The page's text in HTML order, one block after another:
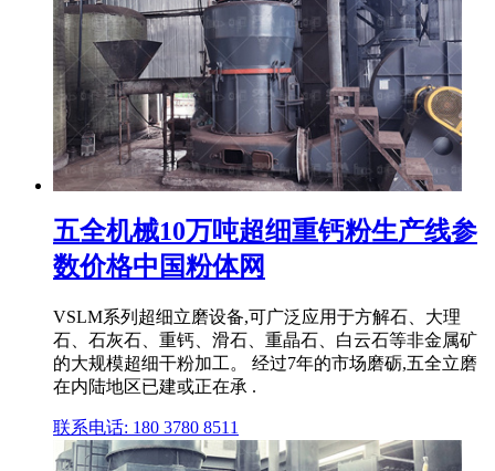
五全机械10万吨超细重钙粉生产线参
数价格中国粉体网
VSLM系列超细立磨设备,可广泛应用于方解石、大理
石、石灰石、重钙、滑石、重晶石、白云石等非金属矿
的大规模超细干粉加工。 经过7年的市场磨砺,五全立磨
在内陆地区已建或正在承 .
联系电话: 180 3780 8511